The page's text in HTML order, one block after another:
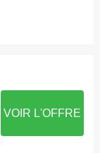
VOIR L'OFFRE